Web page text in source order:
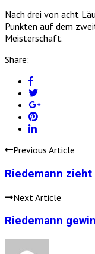
Nach drei von acht
Punkten auf dem
Meisterschaft.
Share:
Previous Article
Riedemann
Next Article
Riedemann